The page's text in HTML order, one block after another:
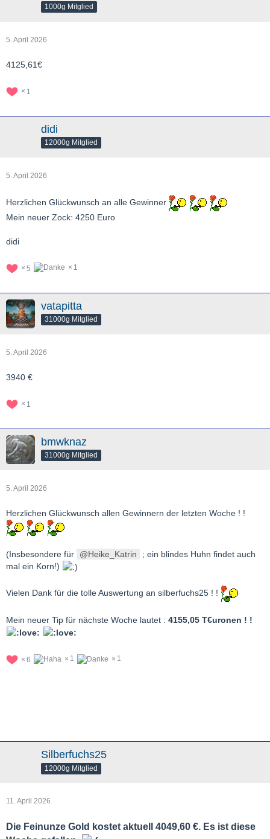
1000g Mitglied
5. April 2026
4125,61€
1
didi
12000g Mitglied
5. April 2026
Herzlichen Glückwunsch an alle Gewinner
Mein neuer Zock: 4250 Euro
didi
5 1
vatapitta
31000g Mitglied
5. April 2026
3940 €
1
bmwknaz
31000g Mitglied
5. April 2026
Herzlichen Glückwunsch allen Gewinnern der letzten Woche ! !
(Insbesondere für Heike_Katrin
; ein blindes Huhn findet auch
mal ein Korn!)
Vielen Dank für die tolle Auswertung an silberfuchs25 ! !
Mein neuer Tip für nächste Woche lautet : 4155,05 T€uronen ! !
6 1 1
Silberfuchs25
12000g Mitglied
11. April 2026
Die Feinunze Gold kostet aktuell 4049,60 €. Es ist diese